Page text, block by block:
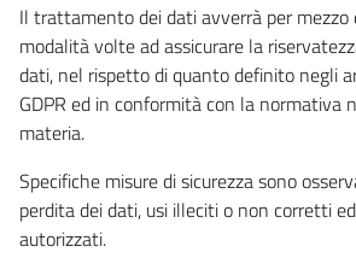
Il trattamento dei dati avverrà per
modalità volte ad assicurare la
dati, nel rispetto di quanto definito negli
GDPR ed in conformità con la normativa
materia.
Specifiche misure di sicurezza sono
perdita dei dati, usi illeciti o non corretti
autorizzati.